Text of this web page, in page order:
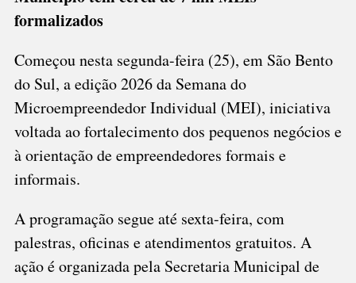
formalizados
Começou nesta segunda-feira (25), em São Bento
do Sul, a edição 2026 da Semana do
Microempreendedor Individual (MEI), iniciativa
voltada ao fortalecimento dos pequenos negócios e
à orientação de empreendedores formais e
informais.
A programação segue até sexta-feira, com
palestras, oficinas e atendimentos gratuitos. A
ação é organizada pela Secretaria Municipal de